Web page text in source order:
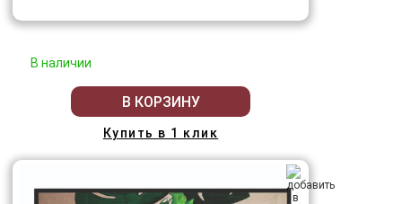
В наличии
В КОРЗИНУ
Купить в 1 клик